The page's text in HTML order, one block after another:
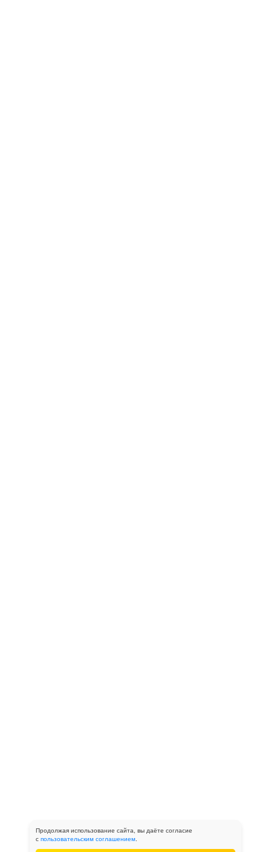
Продолжая использование сайта, вы даёте согласие
с пользовательским соглашением.